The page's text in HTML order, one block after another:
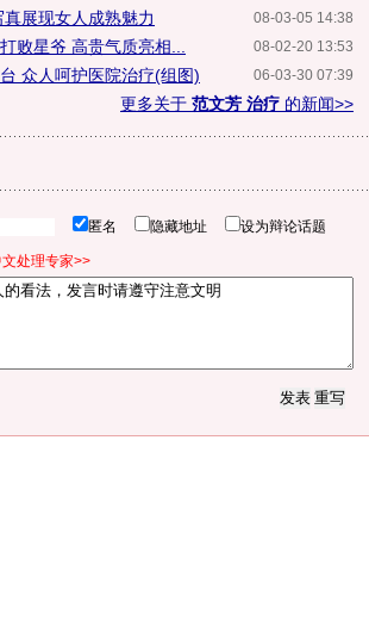
08-03-05 14:38
展现女人成熟魅力
08-02-20 13:53
败星爷 高贵气质亮相...
06-03-30 07:39
众人呵护医院治疗(组图)
更多关于 范文芳 治疗 的新闻>>
匿名 隐藏地址 设为辩论话题
处理专家>>